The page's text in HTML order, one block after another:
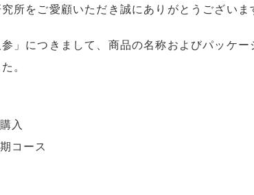
所をご愛顧いただき誠にありがとうございま
」につきまして、商品の名称およびパッケー
。
入
コース